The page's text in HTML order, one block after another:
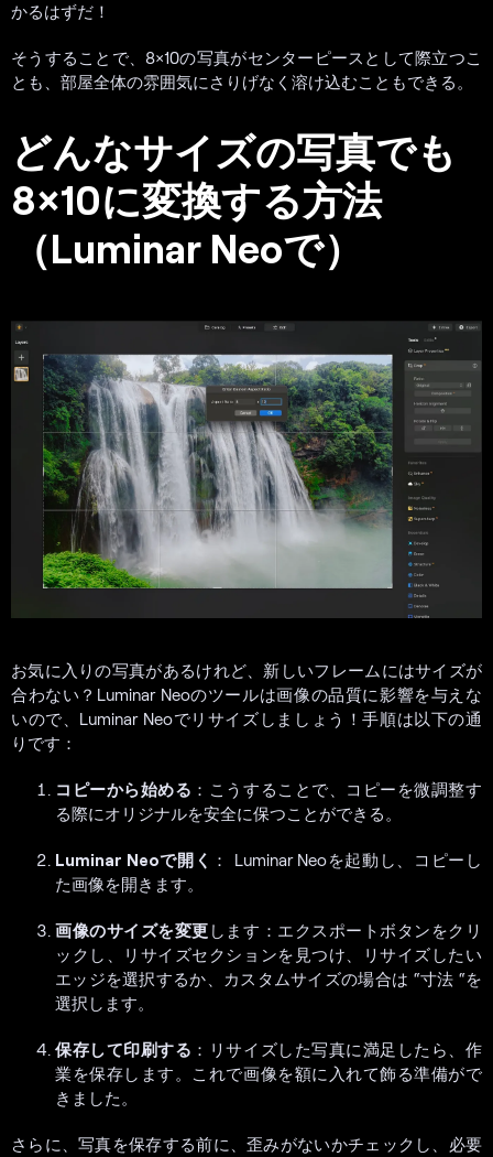
かるはずだ！
そうすることで、8×10の写真がセンターピースとして際立つこ
とも、部屋全体の雰囲気にさりげなく溶け込むこともできる。
どんなサイズの写真でも
8×10に変換する方法
（Luminar Neoで）
お気に入りの写真があるけれど、新しいフレームにはサイズが
合わない？Luminar Neoのツールは画像の品質に影響を与えな
いので、Luminar Neoでリサイズしましょう！手順は以下の通
りです：
コピーから始める ：こうすることで、コピーを微調整す
る際にオリジナルを安全に保つことができる。
Luminar Neoで開く ： Luminar Neoを起動し、コピーし
た画像を開きます。
画像のサイズを変更 します：エクスポートボタンをクリ
ックし、リサイズセクションを見つけ、リサイズしたい
エッジを選択するか、カスタムサイズの場合は “寸法 “を
選択します。
保存して印刷する ：リサイズした写真に満足したら、作
業を保存します。これで画像を額に入れて飾る準備がで
きました。
さらに、写真を保存する前に、歪みがないかチェックし、必要